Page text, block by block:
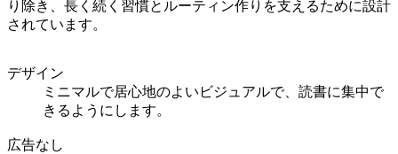
り除き、長く続く習慣とルーティン作りを支えるために設計
されています。
デザイン
ミニマルで居心地のよいビジュアルで、読書に集中で
きるようにします。
広告なし